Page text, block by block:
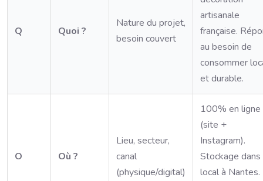
Q Quoi ?
Nature du projet,
besoin couvert
artisanale
française.
au besoin de
consommer
et durable.
O Où ?
Lieu, secteur,
canal
(physique/digital)
100% en ligne
(site +
Instagram).
Stockage dans
local à Nantes.